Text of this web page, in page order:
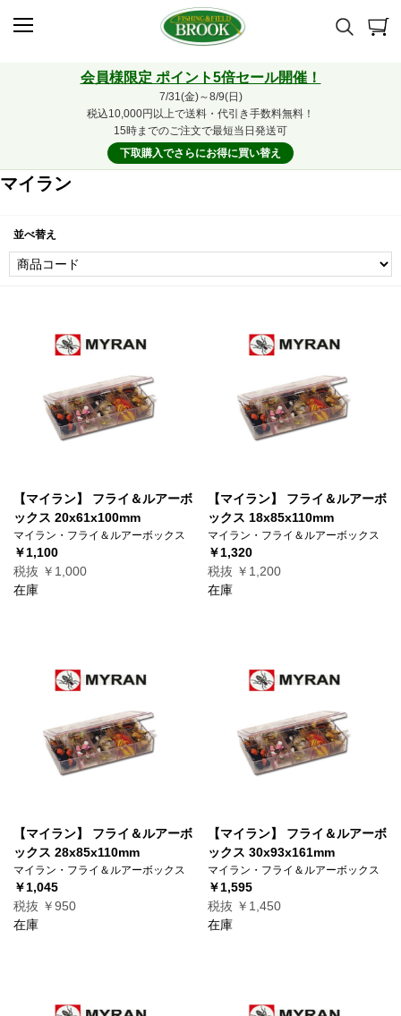
会員様限定 ポイント5倍セール開催！
7/31(金)～8/9(日)
税込10,000円以上で送料・代引き手数料無料！
15時までのご注文で最短当日発送可
下取購入でさらにお得に買い替え
マイラン
並べ替え
【マイラン】 フライ＆ルアーボ
ックス 20x61x100mm
マイラン・フライ＆ルアーボックス
￥1,100
税抜 ￥1,000
在庫
【マイラン】 フライ＆ルアーボ
ックス 18x85x110mm
マイラン・フライ＆ルアーボックス
￥1,320
税抜 ￥1,200
在庫
【マイラン】 フライ＆ルアーボ
ックス 28x85x110mm
マイラン・フライ＆ルアーボックス
￥1,045
税抜 ￥950
在庫
【マイラン】 フライ＆ルアーボ
ックス 30x93x161mm
マイラン・フライ＆ルアーボックス
￥1,595
税抜 ￥1,450
在庫